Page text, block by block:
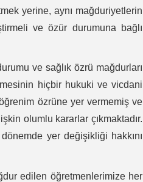
yerine, aynı mağduriyetlerin
ve özür durumuna bağlı
ve sağlık özrü mağdurları
hiçbir hukuki ve vicdani
özrüne yer vermemiş ve
olumlu kararlar çıkmaktadır.
yer değişikliği hakkını
edilen öğretmenlerimize her